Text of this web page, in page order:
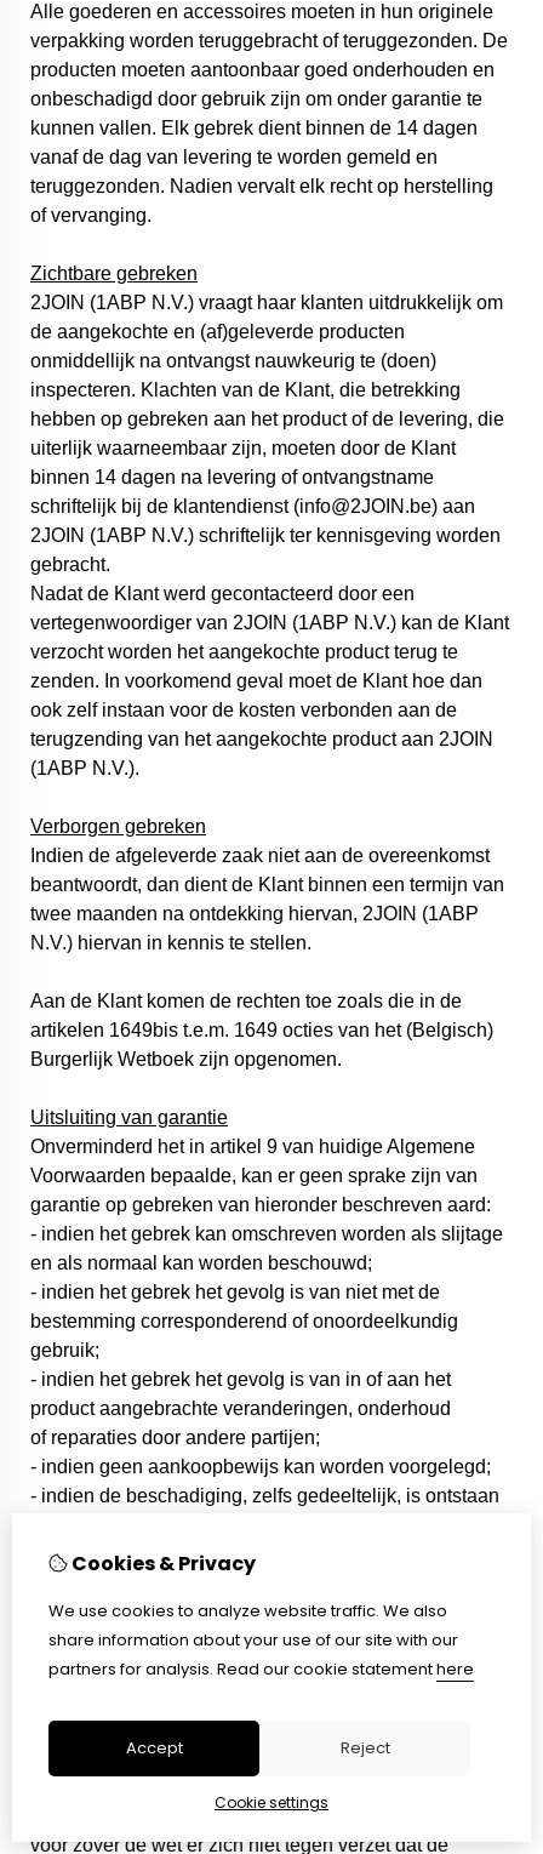
Alle goederen en accessoires moeten in hun originele
verpakking worden teruggebracht of teruggezonden. De
producten moeten aantoonbaar goed onderhouden en
onbeschadigd door gebruik zijn om onder garantie te
kunnen vallen. Elk gebrek dient binnen de 14 dagen
vanaf de dag van levering te worden gemeld en
teruggezonden. Nadien vervalt elk recht op herstelling
of vervanging.
Zichtbare gebreken
2JOIN (1ABP N.V.) vraagt haar klanten uitdrukkelijk om
de aangekochte en (af)geleverde producten
onmiddellijk na ontvangst nauwkeurig te (doen)
inspecteren. Klachten van de Klant, die betrekking
hebben op gebreken aan het product of de levering, die
uiterlijk waarneembaar zijn, moeten door de Klant
binnen 14 dagen na levering of ontvangstname
schriftelijk bij de klantendienst (info@2JOIN.be) aan
2JOIN (1ABP N.V.) schriftelijk ter kennisgeving worden
gebracht.
Nadat de Klant werd gecontacteerd door een
vertegenwoordiger van 2JOIN (1ABP N.V.) kan de Klant
verzocht worden het aangekochte product terug te
zenden. In voorkomend geval moet de Klant hoe dan
ook zelf instaan voor de kosten verbonden aan de
terugzending van het aangekochte product aan 2JOIN
(1ABP N.V.).
Verborgen gebreken
Indien de afgeleverde zaak niet aan de overeenkomst
beantwoordt, dan dient de Klant binnen een termijn van
twee maanden na ontdekking hiervan, 2JOIN (1ABP
N.V.) hiervan in kennis te stellen.
Aan de Klant komen de rechten toe zoals die in de
artikelen 1649bis t.e.m. 1649 octies van het (Belgisch)
Burgerlijk Wetboek zijn opgenomen.
Uitsluiting van garantie
Onverminderd het in artikel 9 van huidige Algemene
Voorwaarden bepaalde, kan er geen sprake zijn van
garantie op gebreken van hieronder beschreven aard:
- indien het gebrek kan omschreven worden als slijtage
en als normaal kan worden beschouwd;
- indien het gebrek het gevolg is van niet met de
bestemming corresponderend of onoordeelkundig
gebruik;
- indien het gebrek het gevolg is van in of aan het
product aangebrachte veranderingen, onderhoud
of reparaties door andere partijen;
- indien geen aankoopbewijs kan worden voorgelegd;
- indien de beschadiging, zelfs gedeeltelijk, is ontstaan
onderhoud;
uit interne experten analyse blijkt dat deze het gevolg
zijn van een fabricagefout.
De Klant is gehouden 2JOIN (1ABP N.V.) te vrijwaren
van enige aanspraak die derden ter zake van de
N.V.) zouden kunnen doen gelden (bijv. gevolgschade),
voor zover de wet er zich niet tegen verzet dat de
Cookies & Privacy
We use cookies to analyze website traffic. We also
share information about your use of our site with our
partners for analysis. Read our cookie statementhere
Accept Reject
Cookie settings